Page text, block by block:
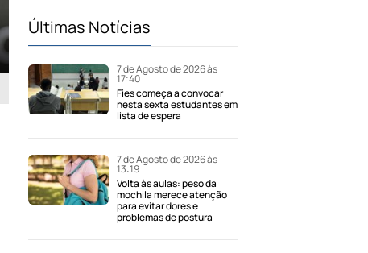
Últimas Notícias
7 de Agosto de 2026 às
17:40
Fies começa a convocar
nesta sexta estudantes em
lista de espera
7 de Agosto de 2026 às
13:19
Volta às aulas: peso da
mochila merece atenção
para evitar dores e
problemas de postura